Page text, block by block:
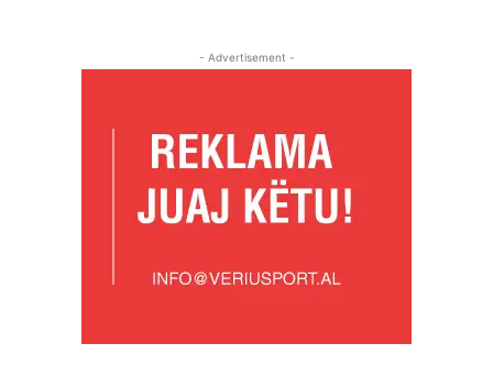
- Advertisement -